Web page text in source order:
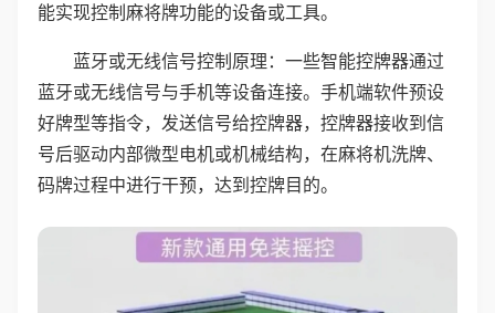
能实现控制麻将牌功能的设备或工具。
蓝牙或无线信号控制原理：一些智能控牌器通过
蓝牙或无线信号与手机等设备连接。手机端软件预设
好牌型等指令，发送信号给控牌器，控牌器接收到信
号后驱动内部微型电机或机械结构，在麻将机洗牌、
码牌过程中进行干预，达到控牌目的。